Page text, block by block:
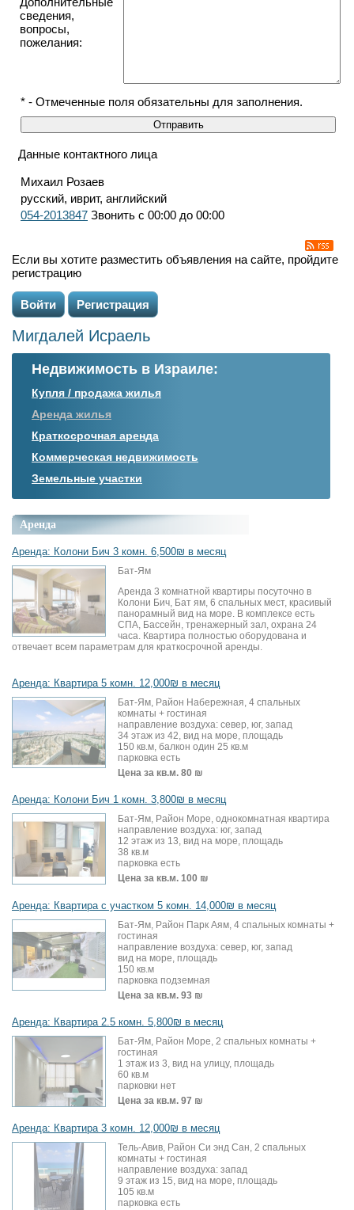
сведения,
вопросы,
пожелания:
* - Отмеченные поля обязательны для заполнения.
Данные контактного лица
Михаил Розаев
русский, иврит, английский
054-2013847 Звонить с 00:00 до 00:00
Если вы хотите разместить объявления на сайте, пройдите
регистрацию
Войти Регистрация
Мигдалей Исраель
Недвижимость в Израиле:
Купля / продажа жилья
Аренда жилья
Краткосрочная аренда
Коммерческая недвижимость
Земельные участки
Аренда
Аренда: Колони Бич 3 комн. 6,500₪ в месяц
Бат-Ям
Аренда 3 комнатной квартиры посуточно в
Колони Бич, Бат ям, 6 спальных мест, красивый
панорамный вид на море. В комплексе есть
СПА, Бассейн, тренажерный зал, охрана 24
часа. Квартира полностью оборудована и
отвечает всем параметрам для краткосрочной аренды.
Аренда: Квартира 5 комн. 12,000₪ в месяц
Бат-Ям, Район Набережная, 4 спальных
комнаты + гостиная
направление воздуха: север, юг, запад
34 этаж из 42, вид на море, площадь
150 кв.м, балкон один 25 кв.м
парковка есть
Цена за кв.м. 80 ₪
Аренда: Колони Бич 1 комн. 3,800₪ в месяц
Бат-Ям, Район Море, однокомнатная квартира
направление воздуха: юг, запад
12 этаж из 13, вид на море, площадь
38 кв.м
парковка есть
Цена за кв.м. 100 ₪
Аренда: Квартира с участком 5 комн. 14,000₪ в месяц
Бат-Ям, Район Парк Аям, 4 спальных комнаты +
гостиная
направление воздуха: север, юг, запад
вид на море, площадь
150 кв.м
парковка подземная
Цена за кв.м. 93 ₪
Аренда: Квартира 2.5 комн. 5,800₪ в месяц
Бат-Ям, Район Море, 2 спальных комнаты +
гостиная
1 этаж из 3, вид на улицу, площадь
60 кв.м
парковки нет
Цена за кв.м. 97 ₪
Аренда: Квартира 3 комн. 12,000₪ в месяц
Тель-Авив, Район Си энд Сан, 2 спальных
комнаты + гостиная
направление воздуха: запад
9 этаж из 15, вид на море, площадь
105 кв.м
парковка есть